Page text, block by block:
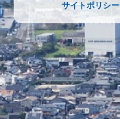
サイトポリシー